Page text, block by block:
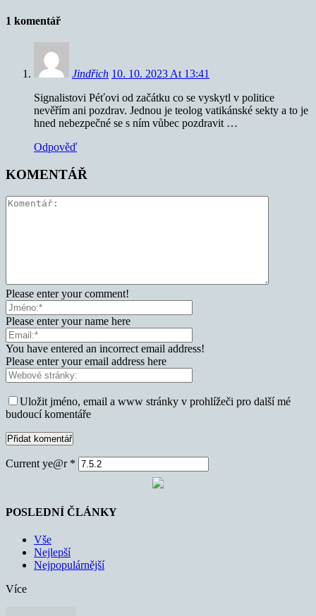
1 komentář
Jindřich 10. 10. 2023 At 13:41
Signalistovi Péťovi od začátku co se vyskytl v politice
nevěřím ani pozdrav. Jednou je teolog vatikánské sekty a to je
hned nebezpečné se s ním vůbec pozdravit …
Odpověď
KOMENTÁŘ
Please enter your comment!
Please enter your name here
You have entered an incorrect email address!
Please enter your email address here
Uložit jméno, email a www stránky v prohlížeči pro další mé
budoucí komentáře
Current ye@r *
POSLEDNÍ ČLÁNKY
Vše
Nejlepší
Nejpopulárnější
Více